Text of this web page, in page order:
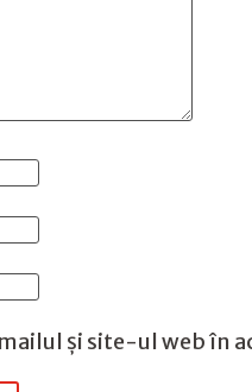
și site-ul web în